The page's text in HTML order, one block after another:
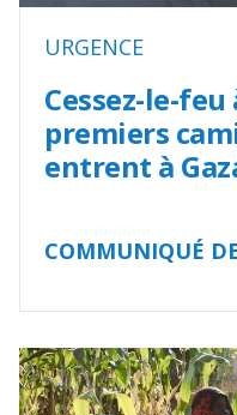
URGENCE
Cessez-le-feu
premiers
entrent à
COMMUNIQUÉ